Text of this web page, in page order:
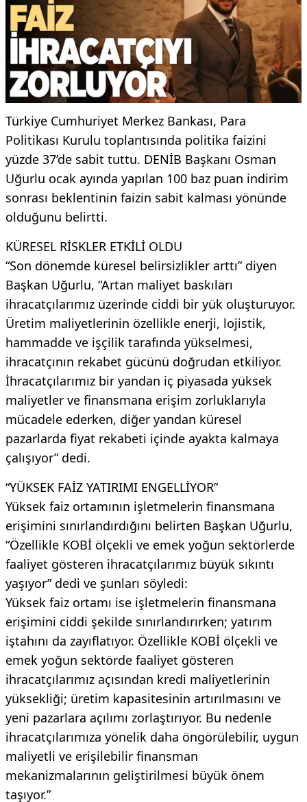
Türkiye Cumhuriyet Merkez Bankası, Para
Politikası Kurulu toplantısında politika faizini
yüzde 37’de sabit tuttu. DENİB Başkanı Osman
Uğurlu ocak ayında yapılan 100 baz puan indirim
sonrası beklentinin faizin sabit kalması yönünde
olduğunu belirtti.
KÜRESEL RİSKLER ETKİLİ OLDU
“Son dönemde küresel belirsizlikler arttı” diyen
Başkan Uğurlu, “Artan maliyet baskıları
ihracatçılarımız üzerinde ciddi bir yük oluşturuyor.
Üretim maliyetlerinin özellikle enerji, lojistik,
hammadde ve işçilik tarafında yükselmesi,
ihracatçının rekabet gücünü doğrudan etkiliyor.
İhracatçılarımız bir yandan iç piyasada yüksek
maliyetler ve finansmana erişim zorluklarıyla
mücadele ederken, diğer yandan küresel
pazarlarda fiyat rekabeti içinde ayakta kalmaya
çalışıyor” dedi.
“YÜKSEK FAİZ YATIRIMI ENGELLİYOR”
Yüksek faiz ortamının işletmelerin finansmana
erişimini sınırlandırdığını belirten Başkan Uğurlu,
“Özellikle KOBİ ölçekli ve emek yoğun sektörlerde
faaliyet gösteren ihracatçılarımız büyük sıkıntı
yaşıyor” dedi ve şunları söyledi:
Yüksek faiz ortamı ise işletmelerin finansmana
erişimini ciddi şekilde sınırlandırırken; yatırım
iştahını da zayıflatıyor. Özellikle KOBİ ölçekli ve
emek yoğun sektörde faaliyet gösteren
ihracatçılarımız açısından kredi maliyetlerinin
yüksekliği; üretim kapasitesinin artırılmasını ve
yeni pazarlara açılımı zorlaştırıyor. Bu nedenle
ihracatçılarımıza yönelik daha öngörülebilir, uygun
maliyetli ve erişilebilir finansman
mekanizmalarının geliştirilmesi büyük önem
taşıyor.”